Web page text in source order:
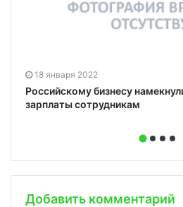
18 января 2022
Российскому бизнесу
зарплаты сотрудникам
Добавить комментарий